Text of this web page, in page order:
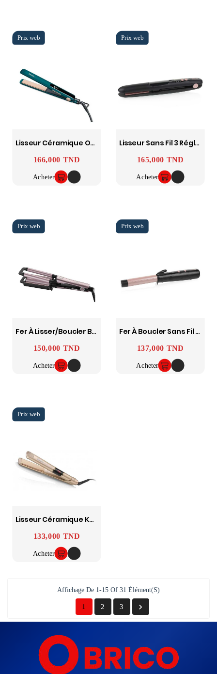
Lisseur Céramique Ocean HS50 BEURER
Prix
166,000 TND
Acheter
Lisseur Sans Fil 3 Réglages De Chaleur 200 C Max-40W TRISTAR
Prix
165,000 TND
Acheter
Fer À Lisser/boucler Bellissima 160-200°C AR5042 - ARZUM
Prix
150,000 TND
Acheter
Fer À Boucler Sans Fil 25W TRISTAR
Prix
137,000 TND
Acheter
Lisseur Céramique Kératine Belisa 140°C-230°C AR5024 - ARZUM
Prix
133,000 TND
Acheter
Affichage De 1-15 Of 31 Élément(s)
1 2 3 